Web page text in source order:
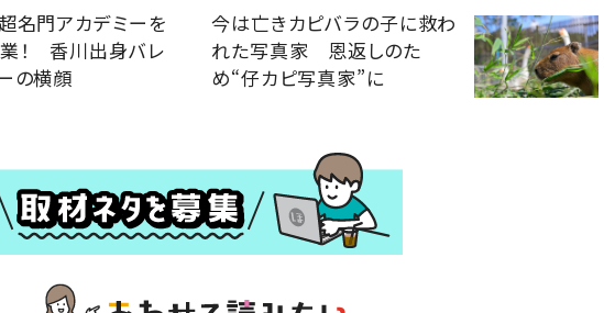
名門アカデミーを
！ 香川出身バレ
の横顔
今は亡きカピバラの子に救わ
れた写真家 恩返しのた
め“仔カピ写真家”に